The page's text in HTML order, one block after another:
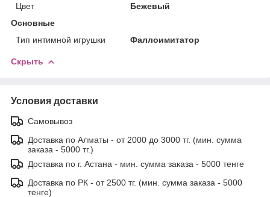
Цвет
Бежевый
Основные
Тип интимной игрушки
Фаллоимитатор
Скрыть
Условия доставки
Самовывоз
Доставка по Алматы - от 2000 до 3000 тг. (мин. сумма
заказа - 5000 тг.)
Доставка по г. Астана - мин. сумма заказа - 5000 тенге
Доставка по РК - от 2500 тг. (мин. сумма заказа - 5000
тенге)